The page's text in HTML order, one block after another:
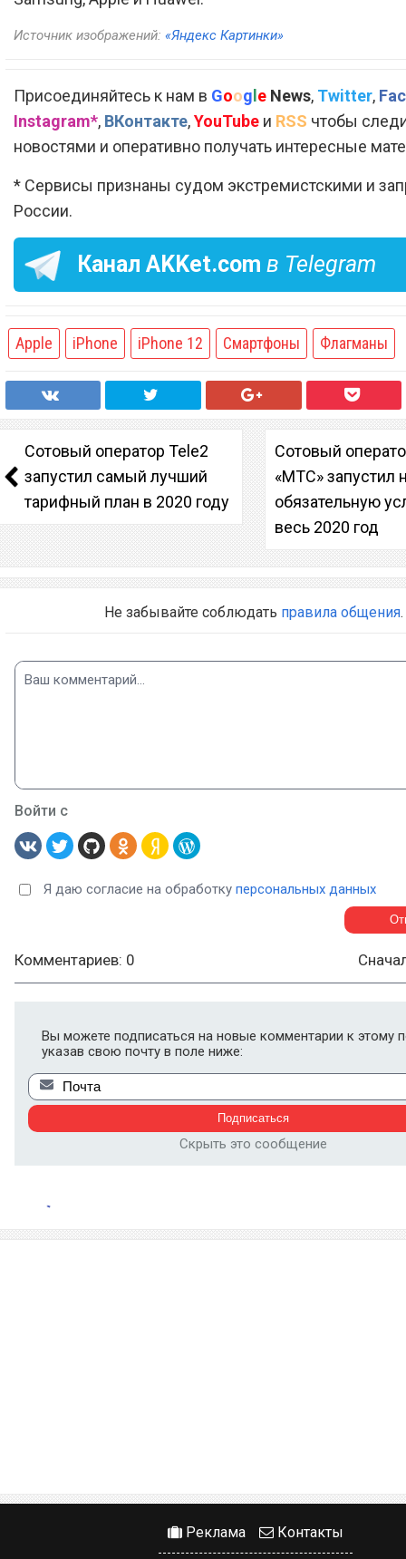
Источник изображений: «Яндекс Картинки»
Присоединяйтесь к нам в Google News, Twitter,
Instagram*, ВКонтакте,YouTube и RSS чтобы
новостями и оперативно получать интересные
* Сервисы признаны судом экстремистскими и
России.
Канал AKKet.com в Telegram
Apple iPhone iPhone 12 Смартфоны Флагманы
Сотовый оператор Tele2
запустил самый лучший
тарифный план в 2020 году
Сотовый
«МТС» запустил
обязательную
весь 2020 год
Не забывайте соблюдать правила общения.
Войти с
Я даю согласие на обработку персональных данных
Комментариев: 0
Вы можете подписаться на новые комментарии к этому
указав свою почту в поле ниже:
Скрыть это сообщение
Реклама Контакты